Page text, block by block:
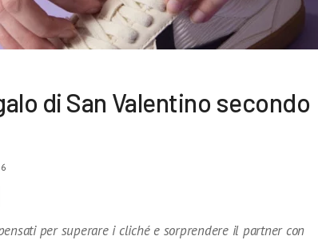
di San Valentino secondo
per superare i cliché e sorprendere il partner con